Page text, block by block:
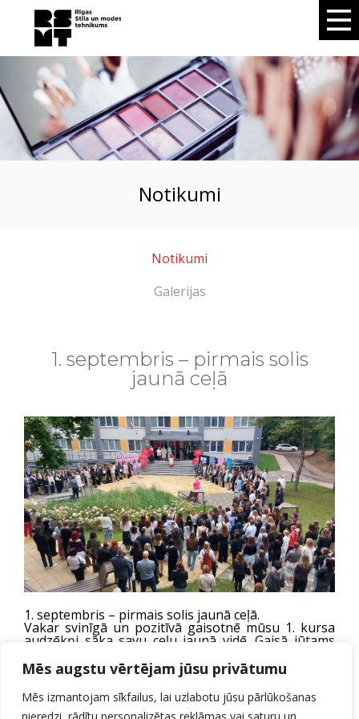
Mēs augstu vērtējam jūsu privātumu
Mēs izmantojam sīkfailus, lai uzlabotu jūsu pārlūkošanas
notikumi
Notikumi
Galerijas
1. septembris – pirmais solis
jaunā ceļā
1. septembris – pirmais solis jaunā ceļā.
Vakar svinīgā un pozitīvā gaisotnē mūsu 1. kursa
audzēkņi sāka savu ceļu jaunā vidē. Gaisā jūtams
jauno sākumu.
Visus vieno kopīgs mērķis – iegūt jaunas zināšanas,
attīstīt prasmes un apgūt izvēlēto profesiju.
Lai šis ceļš ir iedvesmas, draudzības un panākumu